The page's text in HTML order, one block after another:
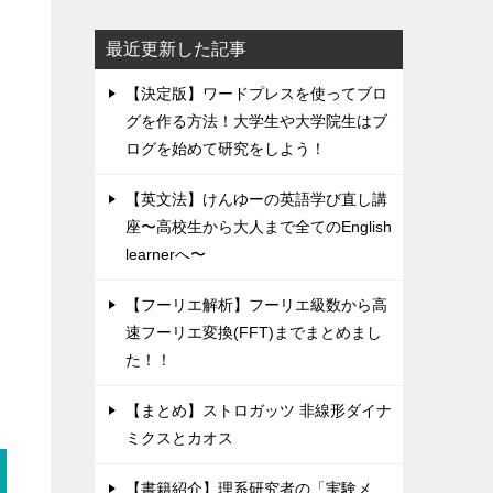
最近更新した記事
【決定版】ワードプレスを使ってブロ
グを作る方法！大学生や大学院生はブ
ログを始めて研究をしよう！
【英文法】けんゆーの英語学び直し講
座〜高校生から大人まで全てのEnglish
learnerへ〜
【フーリエ解析】フーリエ級数から高
速フーリエ変換(FFT)までまとめまし
た！！
【まとめ】ストロガッツ 非線形ダイナ
ミクスとカオス
【書籍紹介】理系研究者の「実験メ